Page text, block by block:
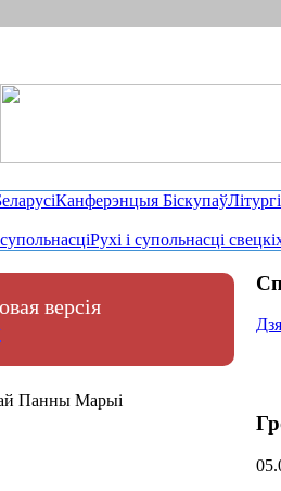
Канферэнцыя Біскупаў
Рухі і супольнасці
версія
Панны Марыі